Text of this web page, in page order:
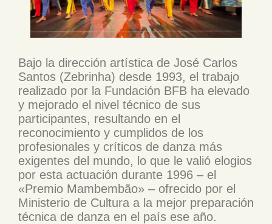
Bajo la dirección artística de José Carlos
Santos (Zebrinha) desde 1993, el trabajo
realizado por la Fundación BFB ha elevado
y mejorado el nivel técnico de sus
participantes, resultando en el
reconocimiento y cumplidos de los
profesionales y críticos de danza más
exigentes del mundo, lo que le valió elogios
por esta actuación durante 1996 – el
«Premio Mambembão» – ofrecido por el
Ministerio de Cultura a la mejor preparación
técnica de danza en el país ese año.